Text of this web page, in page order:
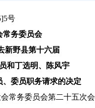
号
常务委员会
野县第十六届
丁选明、陈风宇
委员职务请求的决定
务委员会第二十五次会